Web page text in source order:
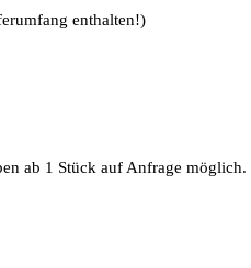
enthalten!)
ab 1 Stück auf Anfrage möglich.